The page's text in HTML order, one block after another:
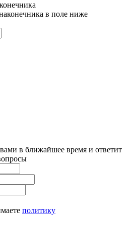
в поле ниже
в ближайшее время и ответит
политику